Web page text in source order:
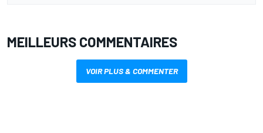
MEILLEURS COMMENTAIRES
VOIR PLUS & COMMENTER